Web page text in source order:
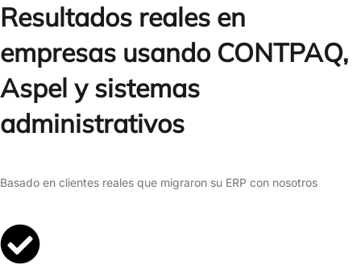
Resultados reales en
empresas usando CONTPAQ,
Aspel y sistemas
administrativos
Basado en clientes reales que migraron su ERP con nosotros